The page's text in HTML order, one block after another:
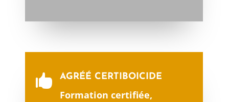
 AGRÉÉ CERTIBOICIDE
Formation certifiée,